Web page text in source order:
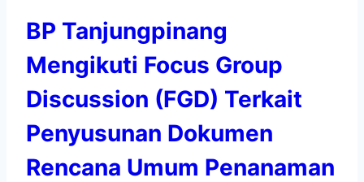
BP Tanjungpinang
Mengikuti Focus Group
Discussion (FGD) Terkait
Penyusunan Dokumen
Rencana Umum Penanaman